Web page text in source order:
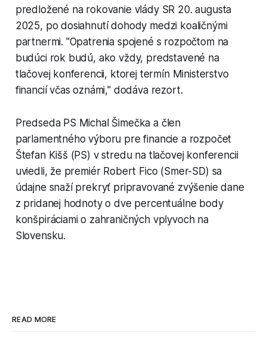
predložené na rokovanie vlády SR 20. augusta
2025, po dosiahnutí dohody medzi koaličnými
partnermi. "Opatrenia spojené s rozpočtom na
budúci rok budú, ako vždy, predstavené na
tlačovej konferencii, ktorej termín Ministerstvo
financií včas oznámi," dodáva rezort.
Predseda PS Michal Šimečka a člen
parlamentného výboru pre financie a rozpočet
Štefan Kišš (PS) v stredu na tlačovej konferencii
uviedli, že premiér Robert Fico (Smer-SD) sa
údajne snaží prekryť pripravované zvýšenie dane
z pridanej hodnoty o dve percentuálne body
konšpiráciami o zahraničných vplyvoch na
Slovensku.
READ MORE